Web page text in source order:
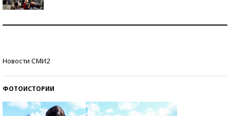
Новости СМИ2
ФОТОИСТОРИИ